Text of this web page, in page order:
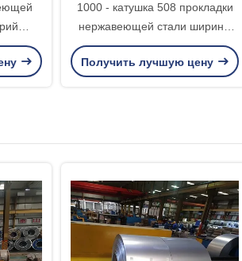
1000 - катушка 508 прокладки
нержавеющей стали ширины
1550мм/610мм свертывает
спиралью вес
Получить лучшую цену